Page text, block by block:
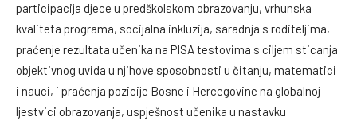
participacija djece u predškolskom obrazovanju, vrhunska
kvaliteta programa, socijalna inkluzija, saradnja s roditeljima,
praćenje rezultata učenika na PISA testovima s ciljem sticanja
objektivnog uvida u njihove sposobnosti u čitanju, matematici
i nauci, i praćenja pozicije Bosne i Hercegovine na globalnoj
ljestvici obrazovanja, uspješnost učenika u nastavku